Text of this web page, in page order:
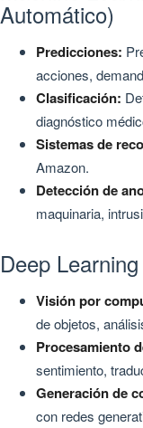
Automático)
Predicciones:
acciones,
Clasificación:
diagnóstico
Sistemas de
Amazon.
Detección de
maquinaria,
Deep
Visión por
de objetos,
Procesamiento
sentimiento,
Generación de
con redes